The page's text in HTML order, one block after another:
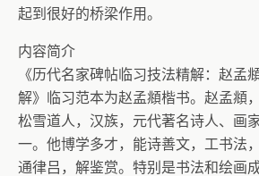
起到很好的桥梁作用。
内容简介
《历代名家碑帖临习技法精解：赵孟
解》临习范本为赵孟頫楷书。赵孟頫
松雪道人，汉族，元代著名诗人、画
一。他博学多才，能诗善文，工书法
通律吕，解鉴赏。特别是书法和绘画